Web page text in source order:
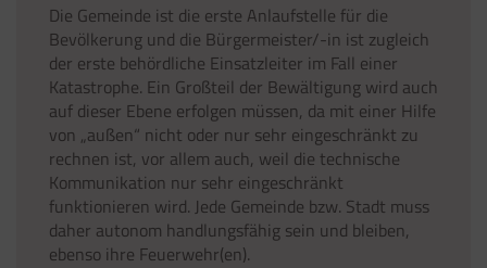
Die Gemeinde ist die erste Anlaufstelle für die
Bevölkerung und die Bürgermeister/-in ist zugleich
der erste behördliche Einsatzleiter im Fall einer
Katastrophe. Ein Großteil der Bewältigung wird auch
auf dieser Ebene erfolgen müssen, da mit einer Hilfe
von „außen“ nicht oder nur sehr eingeschränkt zu
rechnen ist, vor allem auch, weil die technische
Kommunikation nur sehr eingeschränkt
funktionieren wird. Jede Gemeinde bzw. Stadt muss
daher autonom handlungsfähig sein und bleiben,
ebenso ihre Feuerwehr(en).